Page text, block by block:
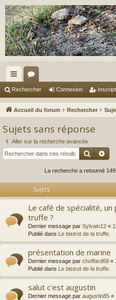
ac
co
ci
s
or
u
Rechercher Connexion
Accueil du forum Rechercher
Sujets sans réponse
Aller sur la recherche avancée
La recherche a retourné
Sujets
Le café de spécialité,
truffe ?
Dernier message par Sylvain12 «
Publié dans
Le bistrot de la truffe.
présentation de marine
Dernier message par choffard68 «
Publié dans
Le bistrot de la truffe.
salut c'est augustin
Dernier message par augustin85 «